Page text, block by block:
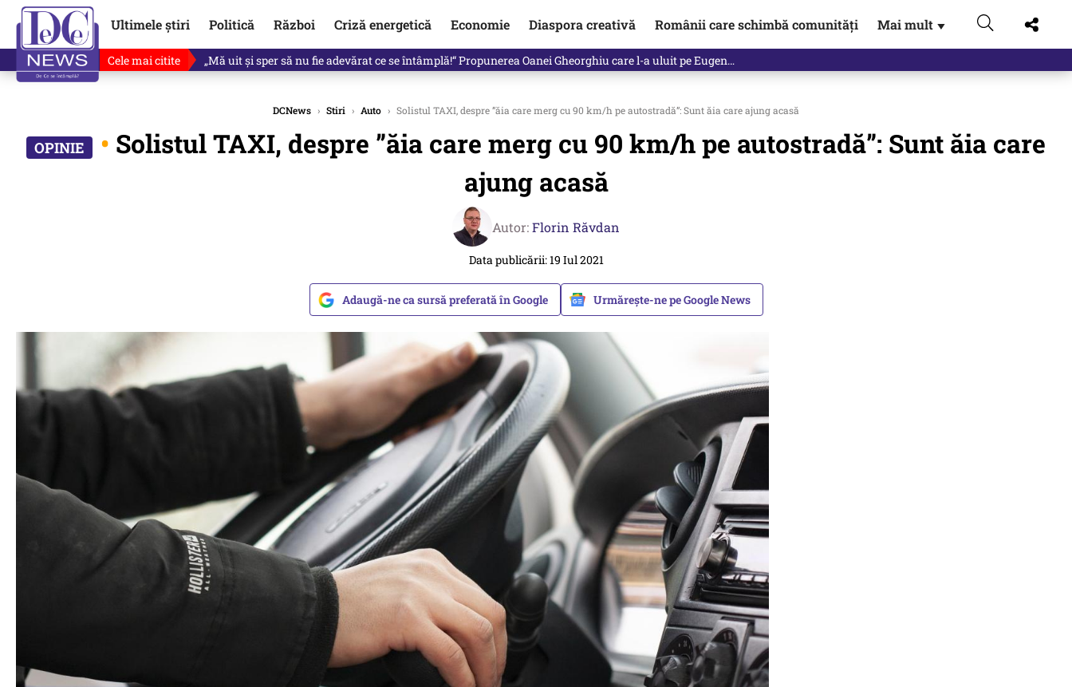
Ultimele știri Politică Război Criză energetică Economie Diaspora creativă Românii care schimbă comunități Mai mult ▼
Cele mai citite Revine în scenă o propunere de premier. Cine ar putea conduce Guvernul din septembrie
DCNews › Stiri › Auto › Solistul TAXI, despre ”ăia care merg cu 90 km/h pe autostradă”: Sunt ăia care ajung acasă
• Solistul TAXI, despre ”ăia care merg cu 90 km/h pe autostradă”: Sunt ăia care
ajung acasă
Autor:Florin Răvdan
Data publicării: 19 Iul 2021
Adaugă-ne ca sursă preferată în Google Urmărește-ne pe Google News